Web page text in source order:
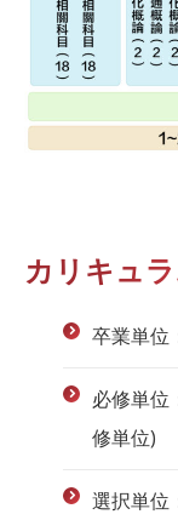
カリキュ
卒業単位
必修単位
修単位)
選択単位